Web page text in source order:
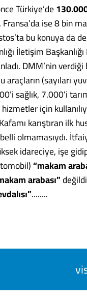
Türkiye’de
ise 8 bin
bu konuya da
İletişim
DMM’nin
araçların (sayıları
sağlık, 7.000’i
için
karıştıran ilk
olmamasıydı.
idareciye, işe
“makam
arabası”
........